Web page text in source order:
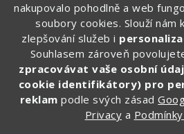
nakupovalo pohodlně a web
soubory cookies. Slouží nám
zlepšování služeb i
Souhlasem zároveň
zpracovávat vaše osobní
cookie identifikátory) pro
reklam podle svých zásad
Privacy a
🎁 Po registraci získáte
na první objednávku.
Zde vyplňte svůj email:
CHCI ZÍSKAT SLEVU